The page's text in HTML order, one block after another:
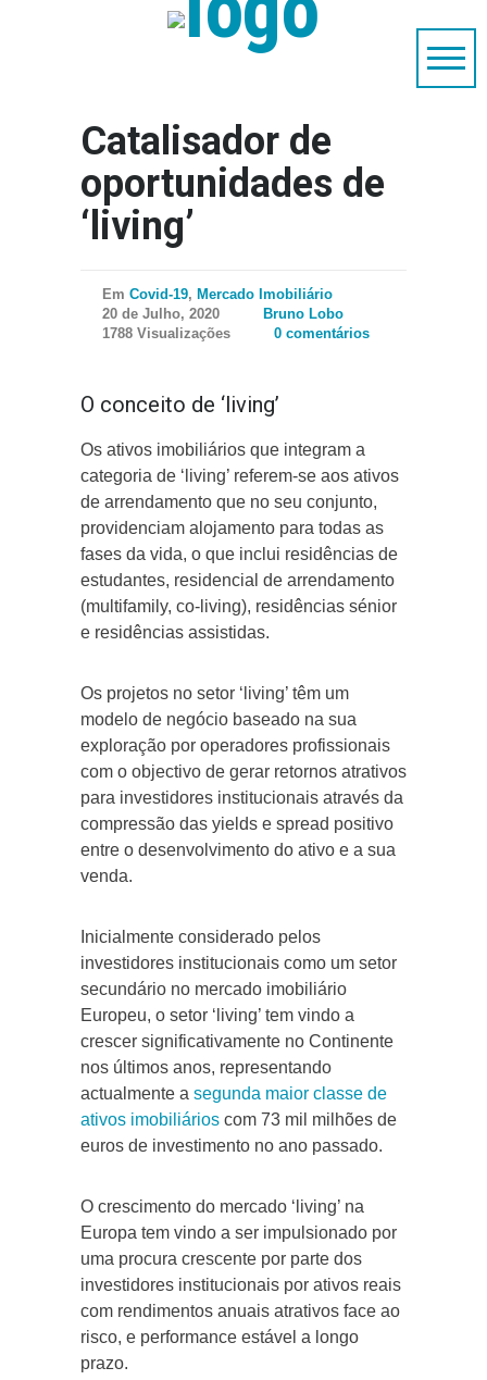
Catalisador de
oportunidades de
‘living’
Em Covid-19, Mercado Imobiliário
20 de Julho, 2020
Bruno Lobo
1788 Visualizações
0 comentários
O conceito de ‘living’
Os ativos imobiliários que integram a
categoria de ‘living’ referem-se aos ativos
de arrendamento que no seu conjunto,
providenciam alojamento para todas as
fases da vida, o que inclui residências de
estudantes, residencial de arrendamento
(multifamily, co-living), residências sénior
e residências assistidas.
Os projetos no setor ‘living’ têm um
modelo de negócio baseado na sua
exploração por operadores profissionais
com o objectivo de gerar retornos atrativos
para investidores institucionais através da
compressão das yields e spread positivo
entre o desenvolvimento do ativo e a sua
venda.
Inicialmente considerado pelos
investidores institucionais como um setor
secundário no mercado imobiliário
Europeu, o setor ‘living’ tem vindo a
crescer significativamente no Continente
nos últimos anos, representando
actualmente a segunda maior classe de
ativos imobiliários com 73 mil milhões de
euros de investimento no ano passado.
O crescimento do mercado ‘living’ na
Europa tem vindo a ser impulsionado por
uma procura crescente por parte dos
investidores institucionais por ativos reais
com rendimentos anuais atrativos face ao
risco, e performance estável a longo
prazo.